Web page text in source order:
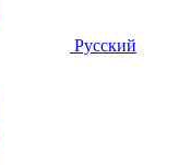
Русский